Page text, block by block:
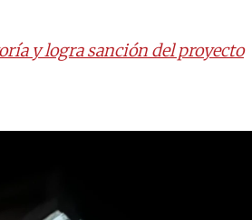
y logra sanción del proyecto